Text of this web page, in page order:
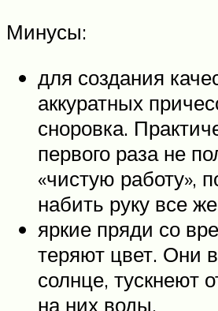
Минусы:
для создания
аккуратных
сноровка.
первого раза не
«чистую работу»,
набить руку все
яркие пряди со
теряют цвет. Они
солнце, тускнеют
на них воды.